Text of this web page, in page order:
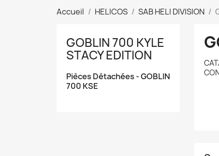
Accueil HELICOS SAB HELI DIVISION
GOBLIN 700 KYLE
STACY EDITION
Pièces Détachées - GOBLIN
700 KSE